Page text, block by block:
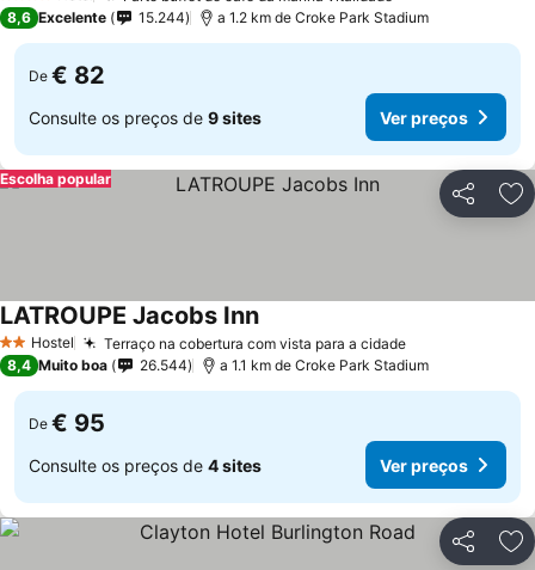
8,6 Excelente 15.244 a 1.2 km de Croke Park Stadium
De € 82
Consulte os preços de 9 sites Ver preços
Partilhar
Escolha popular
2 Estrelas
Hostel Terraço na cobertura com vista para a cidade
LATROUPE Jacobs Inn
8,4 Muito boa 26.544 a 1.1 km de Croke Park Stadium
De € 95
Consulte os preços de 4 sites Ver preços
Partilhar